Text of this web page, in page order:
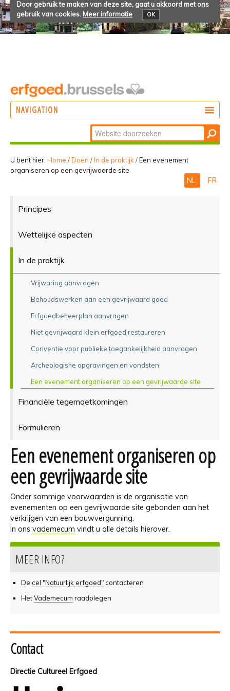
Door gebruik te maken van deze site, gaat u akkoord met ons
gebruik van cookies. Meer informatie OK
NAVIGATION
BELEVEN
Zoek
Geavanceerd
zoeken...
U bent hier: Home /Doen /In de praktijk /Een evenement
organiseren op een gevrijwaarde site
NL FR
Principes
Wettelijke aspecten
In de praktijk
Vrijwaring aanvragen
Behoudswerken aan een gevrijwaard goed
Erfgoedbeheerplan aanvragen
Niet gevrijwaard klein erfgoed restaureren
Conventie voor publieke toegankelijkheid aanvragen
Archeologishe opgravingen en vondsten
Een evenement organiseren op een gevrijwaarde site
Financiële tegemoetkomingen
Formulieren
Een evenement organiseren op
een gevrijwaarde site
Onder sommige voorwaarden is de organisatie van
evenementen op een gevrijwaarde site gebonden aan het
verkrijgen van een bouwvergunning.
In ons vademecum vindt u alle details hierover.
MEER INFO?
De cel "Natuurlijk erfgoed" contacteren
HetVademecum raadplegen
Contact
Directie Cultureel Erfgoed